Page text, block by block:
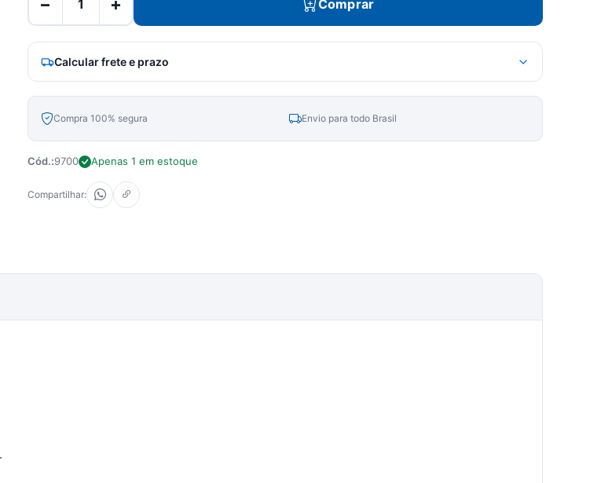
Comprar
Calcular frete e prazo
Compra 100% segura Envio para todo Brasil
Cód.:9700 Apenas 1 em estoque
Compartilhar: